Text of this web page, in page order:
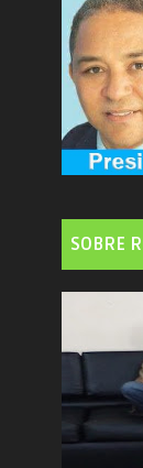
SOBRE